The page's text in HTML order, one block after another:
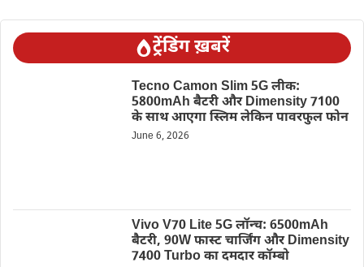
ट्रेंडिंग ख़बरें
Tecno Camon Slim 5G लीक:
5800mAh बैटरी और Dimensity 7100
के साथ आएगा स्लिम लेकिन पावरफुल फोन
June 6, 2026
Vivo V70 Lite 5G लॉन्च: 6500mAh
बैटरी, 90W फास्ट चार्जिंग और Dimensity
7400 Turbo का दमदार कॉम्बो